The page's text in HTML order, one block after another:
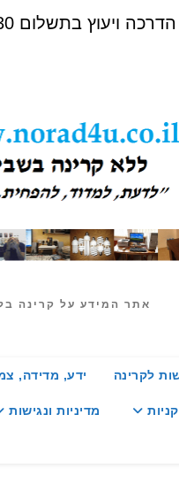
0796644330 (א-ה 09:00-12:00)
אתר המידע על קרינה
לקרינה ידע, מדידה,
קניות מדיניות ונגישות